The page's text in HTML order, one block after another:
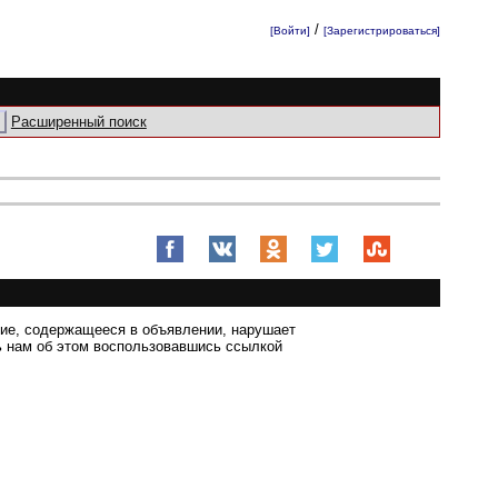
[Войти] /[Зарегистрироваться]
Расширенный поиск
содержащееся в объявлении, нарушает
об этом воспользовавшись ссылкой